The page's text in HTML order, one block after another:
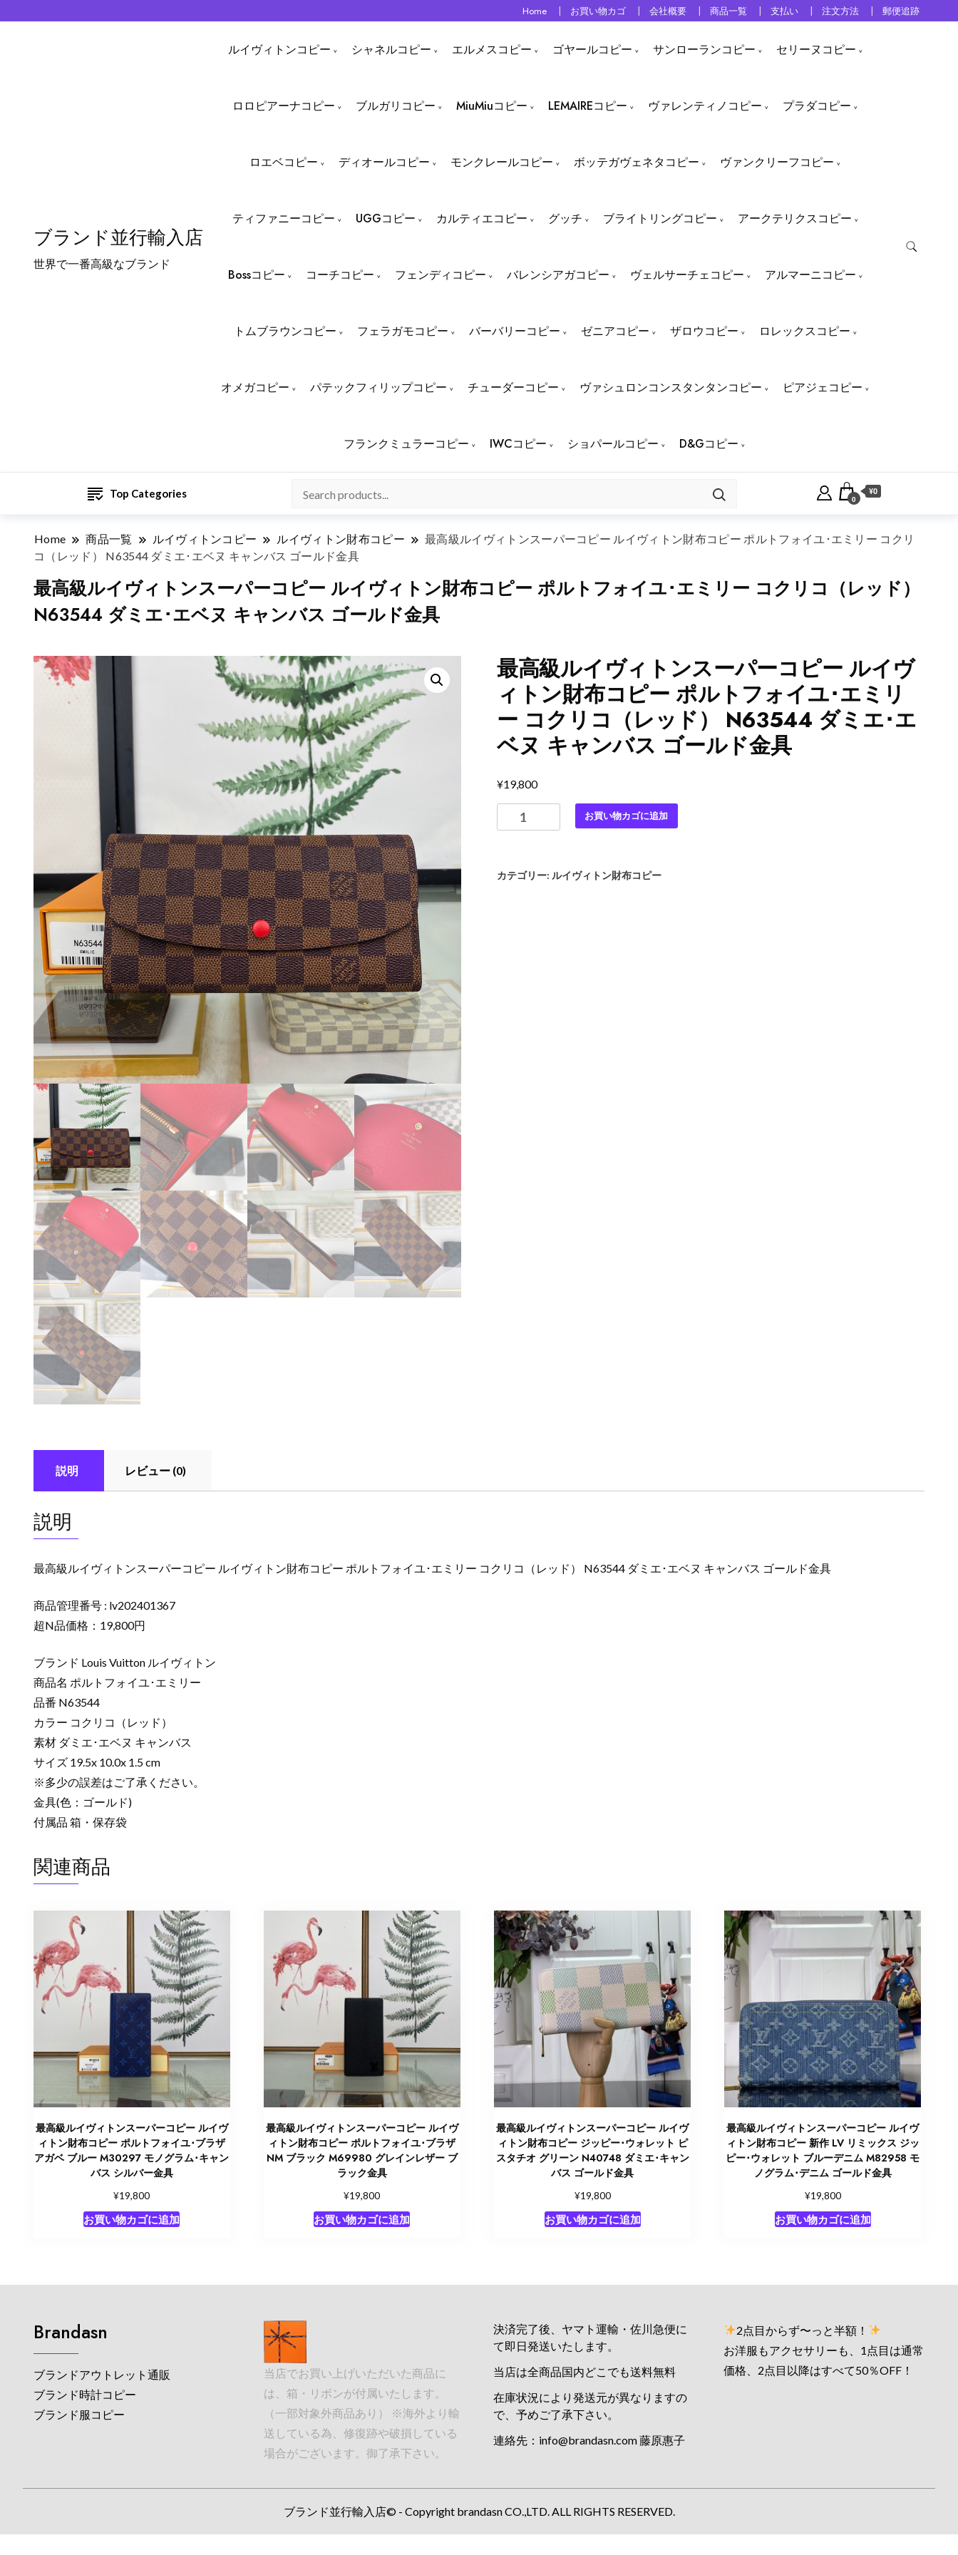
Home お買い物カゴ 会社概要 商品一覧 支払い 注文方法 郵便追跡
ブランド並行輸入店
世界で一番高級なブランド
ルイヴィトンコピー シャネルコピー エルメスコピー ゴヤールコピー サンローランコピー セリーヌコピー
ロロピアーナコピー ブルガリコピー MiuMiuコピー LEMAIREコピー ヴァレンティノコピー プラダコピー
ロエベコピー ディオールコピー モンクレールコピー ボッテガヴェネタコピー ヴァンクリーフコピー
ティファニーコピー UGGコピー カルティエコピー グッチ ブライトリングコピー アークテリクスコピー
Bossコピー コーチコピー フェンディコピー バレンシアガコピー ヴェルサーチェコピー アルマーニコピー
トムブラウンコピー フェラガモコピー バーバリーコピー ゼニアコピー ザロウコピー ロレックスコピー
オメガコピー パテックフィリップコピー チューダーコピー ヴァシュロンコンスタンタンコピー ピアジェコピー
フランクミュラーコピー IWCコピー ショパールコピー D&Gコピー
Top Categories 0
¥0
Home 商品一覧 ルイヴィトンコピー ルイヴィトン財布コピー
最高級ルイヴィトンスーパーコピー ルイヴィトン財布コピー ポルトフォイユ･エミリー コクリ
コ（レッド） N63544 ダミエ･エベヌ キャンバス ゴールド金具
最高級ルイヴィトンスーパーコピー ルイヴィトン財布コピー ポルトフォイユ･エミリー コクリコ（レッド）
N63544 ダミエ･エベヌ キャンバス ゴールド金具
最高級ルイヴィトンスーパーコピー ルイヴ
ィトン財布コピー ポルトフォイユ･エミリ
ー コクリコ（レッド） N63544 ダミエ･エ
ベヌ キャンバス ゴールド金具
¥19,800
高
イ
リ
ド）
お買い物カゴに追加
カテゴリー: ルイヴィトン財布コピー
説明 レビュー (0)
説明
最高級ルイヴィトンスーパーコピー ルイヴィトン財布コピー ポルトフォイユ･エミリー コクリコ（レッド） N63544 ダミエ･エベヌ キャンバス ゴールド金具
商品管理番号 : lv202401367
超N品価格：19,800円
ブランド Louis Vuitton ルイヴィトン
商品名 ポルトフォイユ･エミリー
品番 N63544
カラー コクリコ（レッド）
素材 ダミエ･エベヌ キャンバス
サイズ 19.5x 10.0x 1.5 cm
※多少の誤差はご了承ください。
金具(色：ゴールド)
付属品 箱・保存袋
関連商品
最高級ルイヴィトンスーパーコピー ルイヴ
ィトン財布コピー ポルトフォイユ･ブラザ
アガベ ブルー M30297 モノグラム･キャン
バス シルバー金具
¥19,800
お買い物カゴに追加
最高級ルイヴィトンスーパーコピー ルイヴ
ィトン財布コピー ポルトフォイユ･ブラザ
NM ブラック M69980 グレインレザー ブ
ラック金具
¥19,800
お買い物カゴに追加
最高級ルイヴィトンスーパーコピー ルイヴ
ィトン財布コピー ジッピー･ウォレット ピ
スタチオ グリーン N40748 ダミエ･キャン
バス ゴールド金具
¥19,800
お買い物カゴに追加
最高級ルイヴィトンスーパーコピー ルイヴ
ィトン財布コピー 新作 LV リミックス ジッ
ピー･ウォレット ブルーデニム M82958 モ
ノグラム･デニム ゴールド金具
¥19,800
お買い物カゴに追加
Brandasn
ブランドアウトレット通販
ブランド時計コピー
ブランド服コピー
当店でお買い上げいただいた商品に
は、箱・リボンが付属いたします。
（一部対象外商品あり） ※海外より輸
送している為、修復跡や破損している
場合がございます。御了承下さい。
決済完了後、ヤマト運輸・佐川急便に
て即日発送いたします。
当店は全商品国内どこでも送料無料
在庫状況により発送元が異なりますの
で、予めご了承下さい。
連絡先： info@brandasn.com藤原惠子
2点目からず〜っと半額！
お洋服もアクセサリーも、1点目は通常
価格、2点目以降はすべて50％OFF！
ブランド並行輸入店© - Copyright brandasn CO.,LTD. ALL RIGHTS RESERVED.